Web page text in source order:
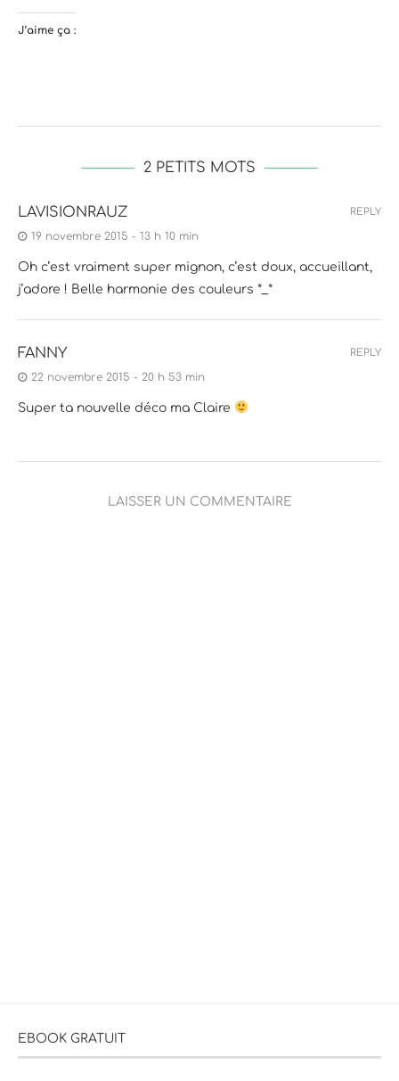
J’aime ça :
2 PETITS MOTS
LAVISIONRAUZ
19 novembre 2015 - 13 h 10 min
Oh c’est vraiment super mignon, c’est doux, accueillant,
j’adore ! Belle harmonie des couleurs *_*
REPLY
FANNY
22 novembre 2015 - 20 h 53 min
Super ta nouvelle déco ma Claire
REPLY
LAISSER UN COMMENTAIRE
EBOOK GRATUIT